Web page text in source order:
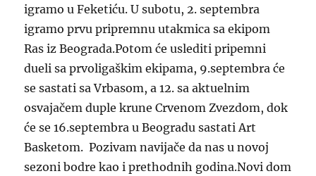
igramo u Feketiću. U subotu, 2. septembra
igramo prvu pripremnu utakmica sa ekipom
Ras iz Beograda.Potom će uslediti pripemni
dueli sa prvoligaškim ekipama, 9.septembra će
se sastati sa Vrbasom, a 12. sa aktuelnim
osvajačem duple krune Crvenom Zvezdom, dok
će se 16.septembra u Beogradu sastati Art
Basketom. Pozivam navijače da nas u novoj
sezoni bodre kao i prethodnih godina.Novi dom